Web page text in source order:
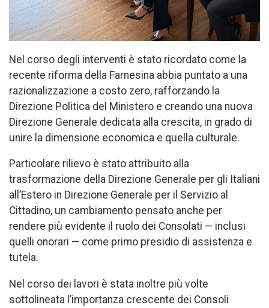
Nel corso degli interventi è stato ricordato come la
recente riforma della Farnesina abbia puntato a una
razionalizzazione a costo zero, rafforzando la
Direzione Politica del Ministero e creando una nuova
Direzione Generale dedicata alla crescita, in grado di
unire la dimensione economica e quella culturale.
Particolare rilievo è stato attribuito alla
trasformazione della Direzione Generale per gli Italiani
all’Estero in Direzione Generale per il Servizio al
Cittadino, un cambiamento pensato anche per
rendere più evidente il ruolo dei Consolati — inclusi
quelli onorari — come primo presidio di assistenza e
tutela.
Nel corso dei lavori è stata inoltre più volte
sottolineata l’importanza crescente dei Consoli